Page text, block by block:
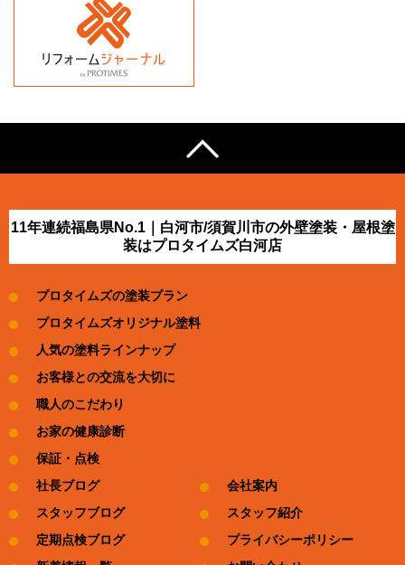
11年連続福島県No.1｜白河市/須賀川市の外壁塗装・屋根塗
装はプロタイムズ白河店
プロタイムズの塗装プラン
プロタイムズオリジナル塗料
人気の塗料ラインナップ
お客様との交流を大切に
職人のこだわり
お家の健康診断
保証・点検
社長ブログ
スタッフブログ
定期点検ブログ
会社案内
スタッフ紹介
プライバシーポリシー